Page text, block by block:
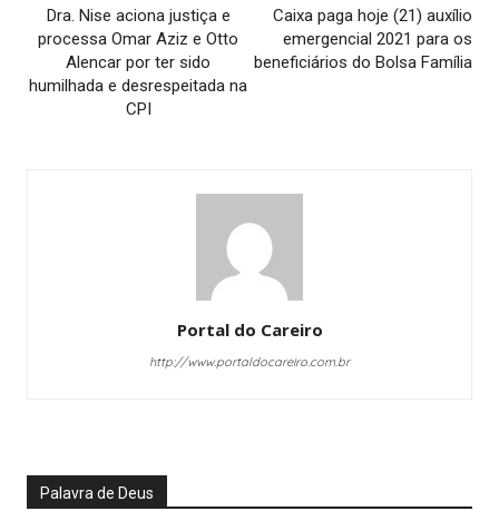
Dra. Nise aciona justiça e
processa Omar Aziz e Otto
Alencar por ter sido
humilhada e desrespeitada na
CPI
Caixa paga hoje (21) auxílio
emergencial 2021 para os
beneficiários do Bolsa Família
Portal do Careiro
http://www.portaldocareiro.com.br
Palavra de Deus